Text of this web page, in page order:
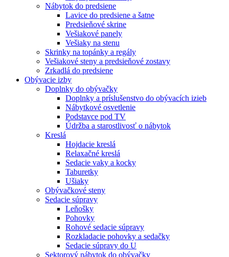
Nábytok do predsiene
Lavice do predsiene a šatne
Predsieňové skrine
Vešiakové panely
Vešiaky na stenu
Skrinky na topánky a regály
Vešiakové steny a predsieňové zostavy
Zrkadlá do predsiene
Obývacie izby
Doplnky do obývačky
Doplnky a príslušenstvo do obývacích izieb
Nábytkové osvetlenie
Podstavce pod TV
Údržba a starostlivosť o nábytok
Kreslá
Hojdacie kreslá
Relaxačné kreslá
Sedacie vaky a kocky
Taburetky
Ušiaky
Obývačkové steny
Sedacie súpravy
Leňošky
Pohovky
Rohové sedacie súpravy
Rozkladacie pohovky a sedačky
Sedacie súpravy do U
Sektorový nábytok do obývačky